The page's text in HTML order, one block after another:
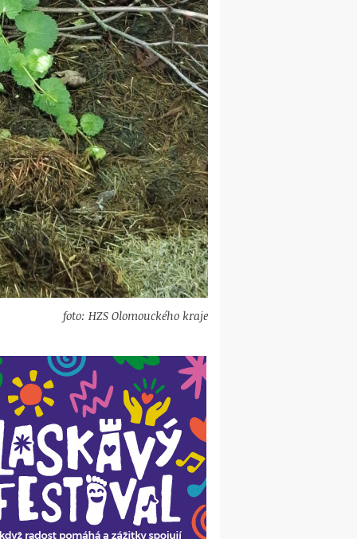
foto: HZS Olomouckého kraje